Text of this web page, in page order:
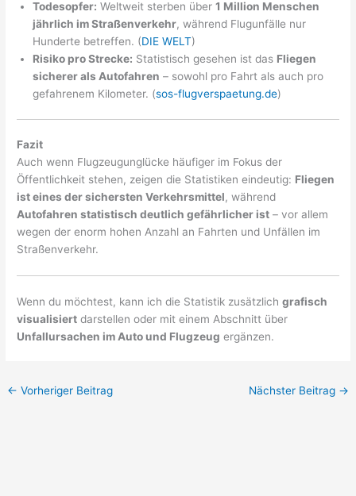
Todesopfer: Weltweit sterben über1 Million Menschen
jährlich im Straßenverkehr, während Flugunfälle nur
Hunderte betreffen. (DIE WELT)
Risiko pro Strecke: Statistisch gesehen ist das Fliegen
sicherer als Autofahren – sowohl pro Fahrt als auch pro
gefahrenem Kilometer. (sos-flugverspaetung.de)
Fazit
Auch wenn Flugzeugunglücke häufiger im Fokus der
Öffentlichkeit stehen, zeigen die Statistiken eindeutig: Fliegen
ist eines der sichersten Verkehrsmittel, während
Autofahren statistisch deutlich gefährlicher ist – vor allem
wegen der enorm hohen Anzahl an Fahrten und Unfällen im
Straßenverkehr.
Wenn du möchtest, kann ich die Statistik zusätzlichgrafisch
visualisiert darstellen oder mit einem Abschnitt über
Unfallursachen im Auto und Flugzeug ergänzen.
← Vorheriger Beitrag Nächster Beitrag →